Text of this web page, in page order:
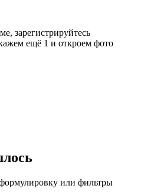
зарегистрируйтесь
ещё 1 и откроем фото
или фильтры